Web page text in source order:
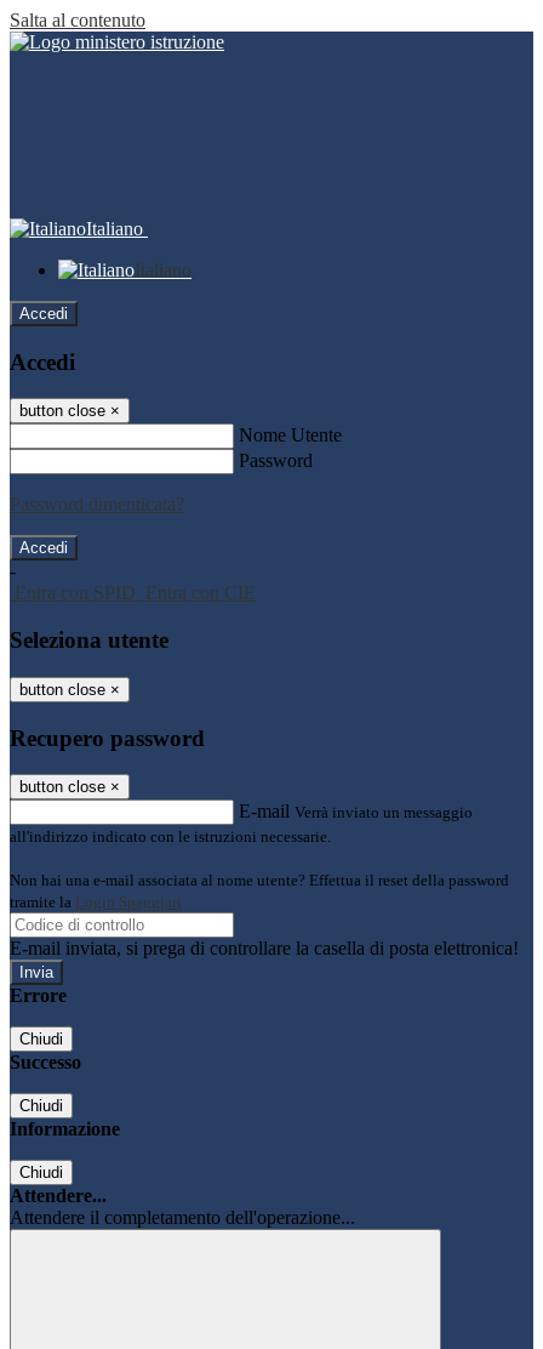
Salta al contenuto
Italiano
Italiano
Accedi
Accedi
button close ×
Nome Utente
Password
Password dimenticata?
-
Entra con SPID Entra con CIE
Seleziona utente
button close ×
Recupero password
button close ×
E-mail Verrà inviato un messaggio
all'indirizzo indicato con le istruzioni necessarie.
Non hai una e-mail associata al nome utente? Effettua il reset della password
tramite la Login Spaggiari
E-mail inviata, si prega di controllare la casella di posta elettronica!
Errore
Chiudi
Successo
Chiudi
Informazione
Chiudi
Attendere...
Attendere il completamento dell'operazione...